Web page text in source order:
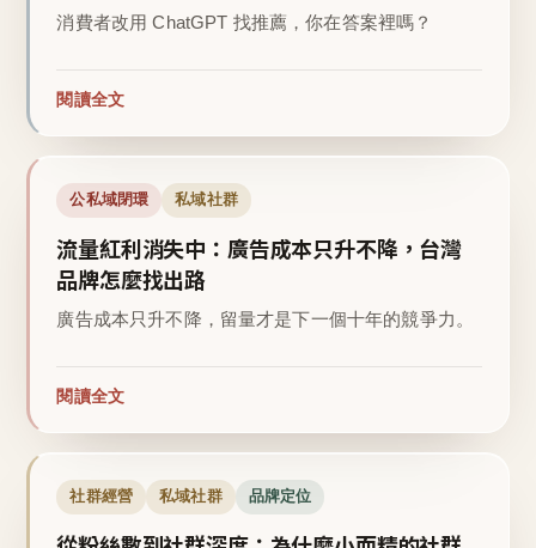
消費者改用 ChatGPT 找推薦，你在答案裡嗎？
閱讀全文
公私域閉環 私域社群
流量紅利消失中：廣告成本只升不降，台灣
品牌怎麼找出路
廣告成本只升不降，留量才是下一個十年的競爭力。
閱讀全文
社群經營 私域社群 品牌定位